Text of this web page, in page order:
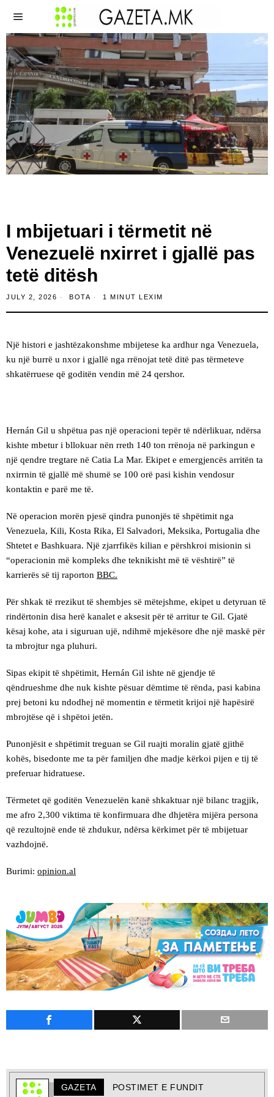
I mbijetuari i tërmetit në
Venezuelë nxirret i gjallë pas
tetë ditësh
JULY 2, 2026 BOTA 1 MINUT LEXIM
Një histori e jashtëzakonshme mbijetese ka ardhur nga Venezuela,
ku një burrë u nxor i gjallë nga rrënojat tetë ditë pas tërmeteve
shkatërruese që goditën vendin më 24 qershor.
Hernán Gil u shpëtua pas një operacioni tepër të ndërlikuar, ndërsa
kishte mbetur i bllokuar nën rreth 140 ton rrënoja në parkingun e
një qendre tregtare në Catia La Mar. Ekipet e emergjencës arritën ta
nxirrnin të gjallë më shumë se 100 orë pasi kishin vendosur
kontaktin e parë me të.
Në operacion morën pjesë qindra punonjës të shpëtimit nga
Venezuela, Kili, Kosta Rika, El Salvadori, Meksika, Portugalia dhe
Shtetet e Bashkuara. Një zjarrfikës kilian e përshkroi misionin si
“operacionin më kompleks dhe teknikisht më të vështirë” të
karrierës së tij raporton BBC.
Për shkak të rrezikut të shembjes së mëtejshme, ekipet u detyruan të
rindërtonin disa herë kanalet e aksesit për të arritur te Gil. Gjatë
kësaj kohe, ata i siguruan ujë, ndihmë mjekësore dhe një maskë për
ta mbrojtur nga pluhuri.
Sipas ekipit të shpëtimit, Hernán Gil ishte në gjendje të
qëndrueshme dhe nuk kishte pësuar dëmtime të rënda, pasi kabina
prej betoni ku ndodhej në momentin e tërmetit krijoi një hapësirë
mbrojtëse që i shpëtoi jetën.
Punonjësit e shpëtimit treguan se Gil ruajti moralin gjatë gjithë
kohës, bisedonte me ta për familjen dhe madje kërkoi pijen e tij të
preferuar hidratuese.
Tërmetet që goditën Venezuelën kanë shkaktuar një bilanc tragjik,
me afro 2,300 viktima të konfirmuara dhe dhjetëra mijëra persona
që rezultojnë ende të zhdukur, ndërsa kërkimet për të mbijetuar
vazhdojnë.
Burimi: opinion.al
GAZETA POSTIMET E FUNDIT